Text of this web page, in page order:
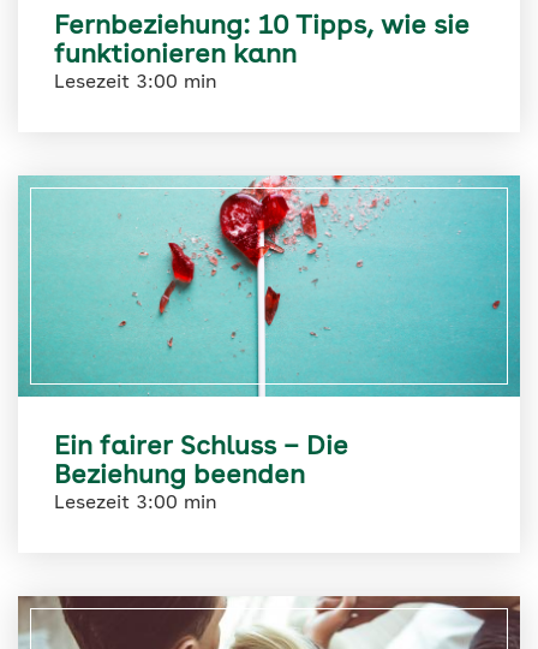
Fernbeziehung: 10 Tipps, wie sie
funktionieren kann
Lesezeit 3:00 min
Ein fairer Schluss – Die
Beziehung beenden
Lesezeit 3:00 min